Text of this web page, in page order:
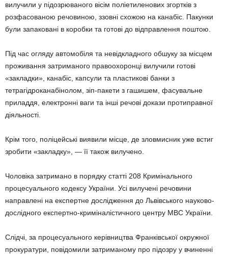
вилучили у підозрюваного вісім поліетиленових згортків з
розфасованою речовиною, ззовні схожою на канабіс. Пакунки
були запаковані в коробки та готові до відправлення поштою.
Під час огляду автомобіля та невідкладного обшуку за місцем
проживання затриманого правоохоронці вилучили готові
«закладки», канабіс, капсули та пластикові банки з
тетрагідроканабінолом, зіп-пакети з гашишем, фасувальне
приладдя, електронні ваги та інші речові докази протиправної
діяльності.
Крім того, поліцейські виявили місце, де зловмисник уже встиг
зробити «закладку», — її також вилучено.
Чоловіка затримано в порядку статті 208 Кримінального
процесуального кодексу України. Усі вилучені речовини
направлені на експертне дослідження до Львівського науково-
дослідного експертно-криміналістичного центру МВС України.
Слідчі, за процесуального керівництва Франківської окружної
прокуратури, повідомили затриманому про підозру у вчиненні